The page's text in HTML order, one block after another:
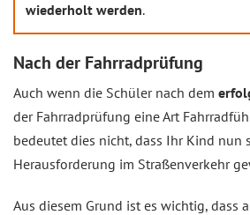
wiederholt werden.
Nach der Fahrradprüfung
Auch wenn die Schüler nach dem
der Fahrradprüfung eine Art
bedeutet dies nicht, dass Ihr Kind nun
Herausforderung im Straßenverkehr
Aus diesem Grund ist es wichtig, dass